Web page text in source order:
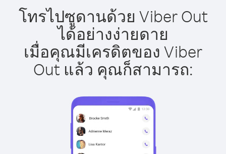
โทรไปซูดานด้วย Viber Out
ได้อย่างง่ายดาย
เมื่อคุณมีเครดิตของ Viber
Out แล้ว คุณก็สามารถ: